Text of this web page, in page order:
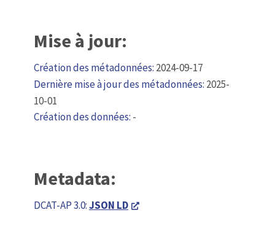
Mise à jour:
Création des métadonnées: 2024-09-17
Dernière mise à jour des métadonnées: 2025-
10-01
Création des données: -
Metadata:
DCAT-AP 3.0:JSON LD